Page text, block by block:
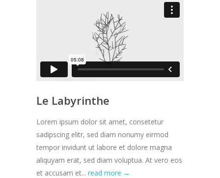
Le Labyrinthe
Lorem ipsum dolor sit amet, consetetur
sadipscing elitr, sed diam nonumy eirmod
tempor invidunt ut labore et dolore magna
aliquyam erat, sed diam voluptua. At vero eos
et accusam et... read more →